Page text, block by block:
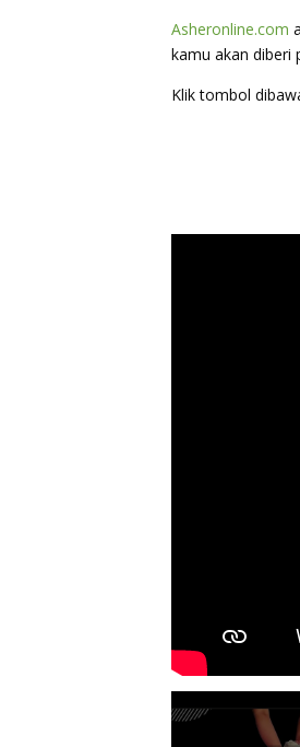
Asheronline.com
kamu akan diberi
Klik tombol